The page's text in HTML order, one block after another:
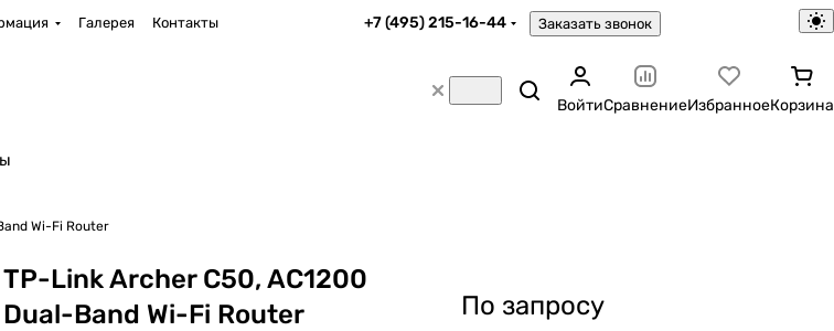
Галерея Контакты +7 (495) 215-16-44 Заказать звонок
ВойтиСравнениеИзбранноеКорзина
Wi-Fi Router
TP-Link Archer C50, AC1200
Dual-Band Wi-Fi Router
По запросу